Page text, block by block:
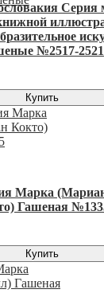
Серия
№2517-2521
Купить
Марка
Гашеная
Купить